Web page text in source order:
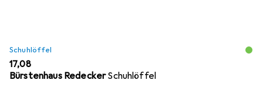
Schuhlöffel
EUR
17,08
Bürstenhaus RedeckerSchuhlöffel